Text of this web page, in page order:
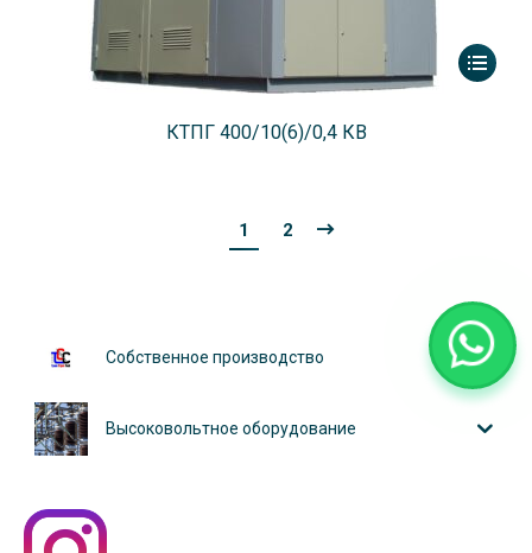
КТПГ 400/10(6)/0,4 КВ
1 2
Собственное производство
Высоковольтное оборудование